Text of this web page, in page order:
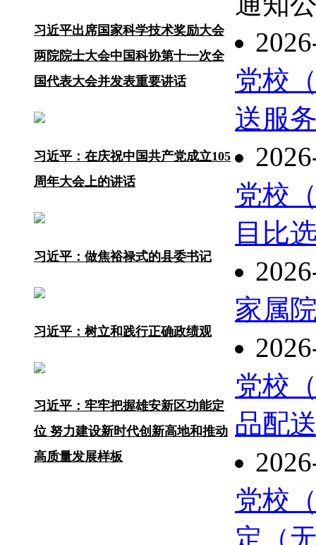
习近平出席国家科学技术奖励大会
两院院士大会中国科协第十一次全
国代表大会并发表重要讲话
习近平：在庆祝中国共产党成立105
周年大会上的讲话
习近平：做焦裕禄式的县委书记
习近平：树立和践行正确政绩观
习近平：牢牢把握雄安新区功能定
位 努力建设新时代创新高地和推动
高质量发展样板
党校
送服
党校
目比
家属
党校
品配
党校
定（